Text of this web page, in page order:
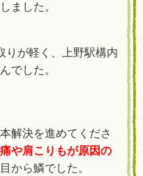
しました。
りが軽く、上野駅構内
でした。
解決を進めてくださ
や肩こりもが原因の
から鱗でした。